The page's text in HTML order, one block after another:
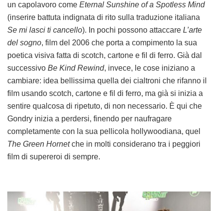
un capolavoro come Eternal Sunshine of a Spotless Mind
(inserire battuta indignata di rito sulla traduzione italiana
Se mi lasci ti cancello). In pochi possono attaccare L’arte
del sogno, film del 2006 che porta a compimento la sua
poetica visiva fatta di scotch, cartone e fil di ferro. Già dal
successivo Be Kind Rewind, invece, le cose iniziano a
cambiare: idea bellissima quella dei cialtroni che rifanno il
film usando scotch, cartone e fil di ferro, ma già si inizia a
sentire qualcosa di ripetuto, di non necessario. È qui che
Gondry inizia a perdersi, finendo per naufragare
completamente con la sua pellicola hollywoodiana, quel
The Green Hornetche in molti considerano tra i peggiori
film di supereroi di sempre.